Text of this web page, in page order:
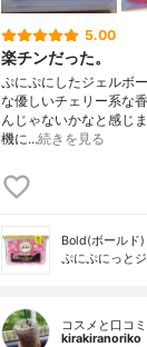
5.00
楽チンだった。
ぷにぷにしたジェルボ
な優しいチェリー系な
んじゃないかなと感じ
機に…続きを見る
Bold(ボールド)
ぷにぷにっと
コスメと口コ
kirakiranoriko